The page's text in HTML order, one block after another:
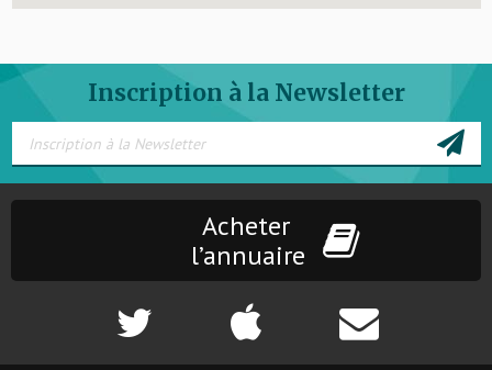
Inscription à la Newsletter
Acheter
l’annuaire